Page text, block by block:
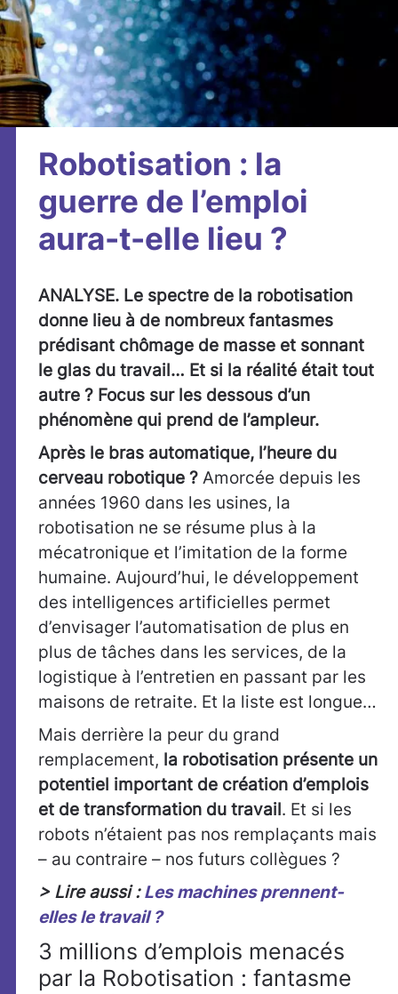
Robotisation : la
guerre de l’emploi
aura-t-elle lieu ?
ANALYSE. Le spectre de la robotisation
donne lieu à de nombreux fantasmes
prédisant chômage de masse et sonnant
le glas du travail… Et si la réalité était tout
autre ? Focus sur les dessous d’un
phénomène qui prend de l’ampleur.
Après le bras automatique, l’heure du
cerveau robotique ? Amorcée depuis les
années 1960 dans les usines, la
robotisation ne se résume plus à la
mécatronique et l’imitation de la forme
humaine. Aujourd’hui, le développement
des intelligences artificielles permet
d’envisager l’automatisation de plus en
plus de tâches dans les services, de la
logistique à l’entretien en passant par les
maisons de retraite. Et la liste est longue…
Mais derrière la peur du grand
remplacement, la robotisation présente un
potentiel important de création d’emplois
et de transformation du travail. Et si les
robots n’étaient pas nos remplaçants mais
– au contraire – nos futurs collègues ?
> Lire aussi :Les machines prennent-
elles le travail ?
3 millions d’emplois menacés
par la Robotisation : fantasme